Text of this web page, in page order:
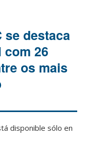
se destaca
26
os mais
disponible sólo en